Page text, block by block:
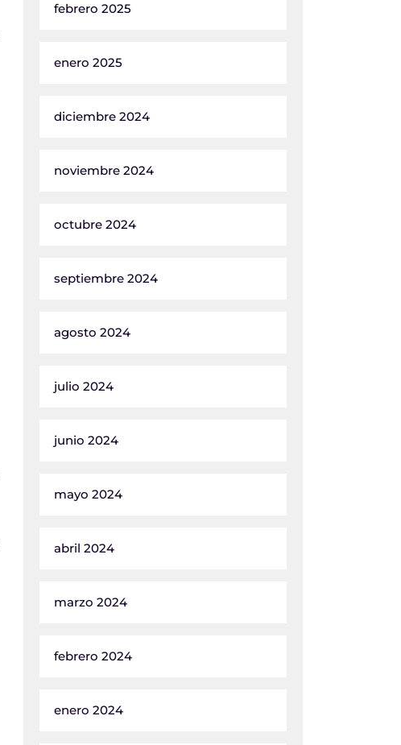
febrero 2025
enero 2025
diciembre 2024
noviembre 2024
octubre 2024
septiembre 2024
agosto 2024
julio 2024
junio 2024
mayo 2024
abril 2024
marzo 2024
febrero 2024
enero 2024